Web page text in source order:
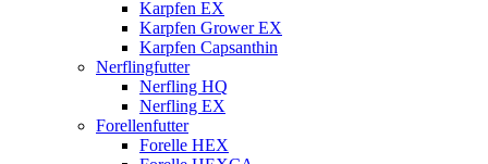
Karpfen EX
Karpfen Grower EX
Karpfen Capsanthin
Nerflingfutter
Nerfling HQ
Nerfling EX
Forellenfutter
Forelle HEX